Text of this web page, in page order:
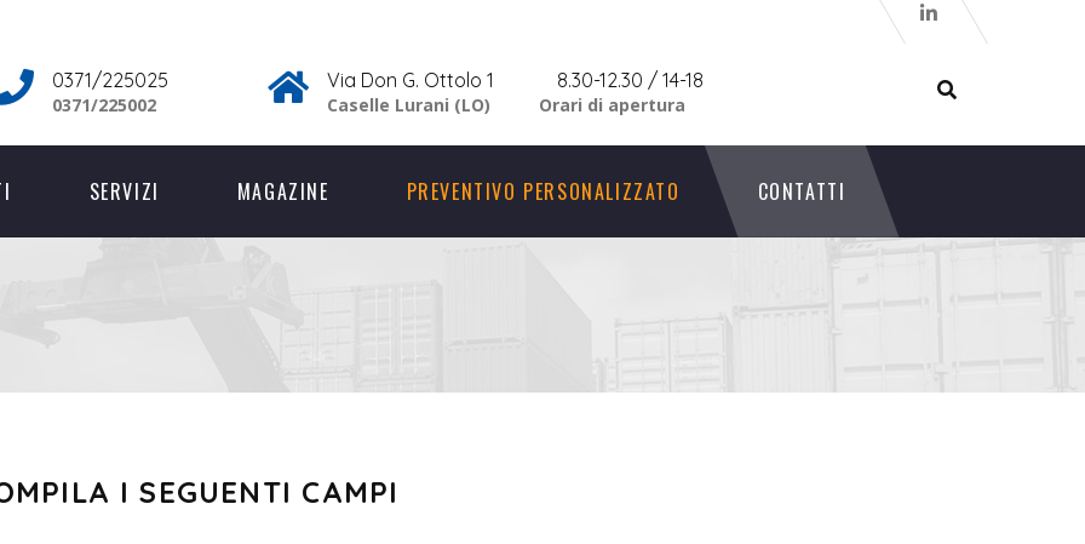
0371/225025
0371/225002
Via Don G. Ottolo 1
Caselle Lurani (LO)
8.30-12.30 / 14-18
Orari di apertura
SERVIZI MAGAZINE PREVENTIVO PERSONALIZZATO CONTATTI
I SEGUENTI CAMPI